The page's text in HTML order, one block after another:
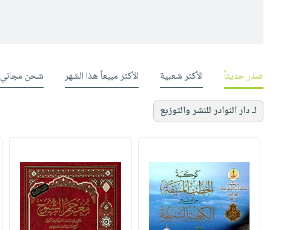
صدر حديثاً الأكثر شعبية الأكثر مبيعاً هذا الشهر شحن مجاني
لـ دار النوادر للنشر والتوزيع